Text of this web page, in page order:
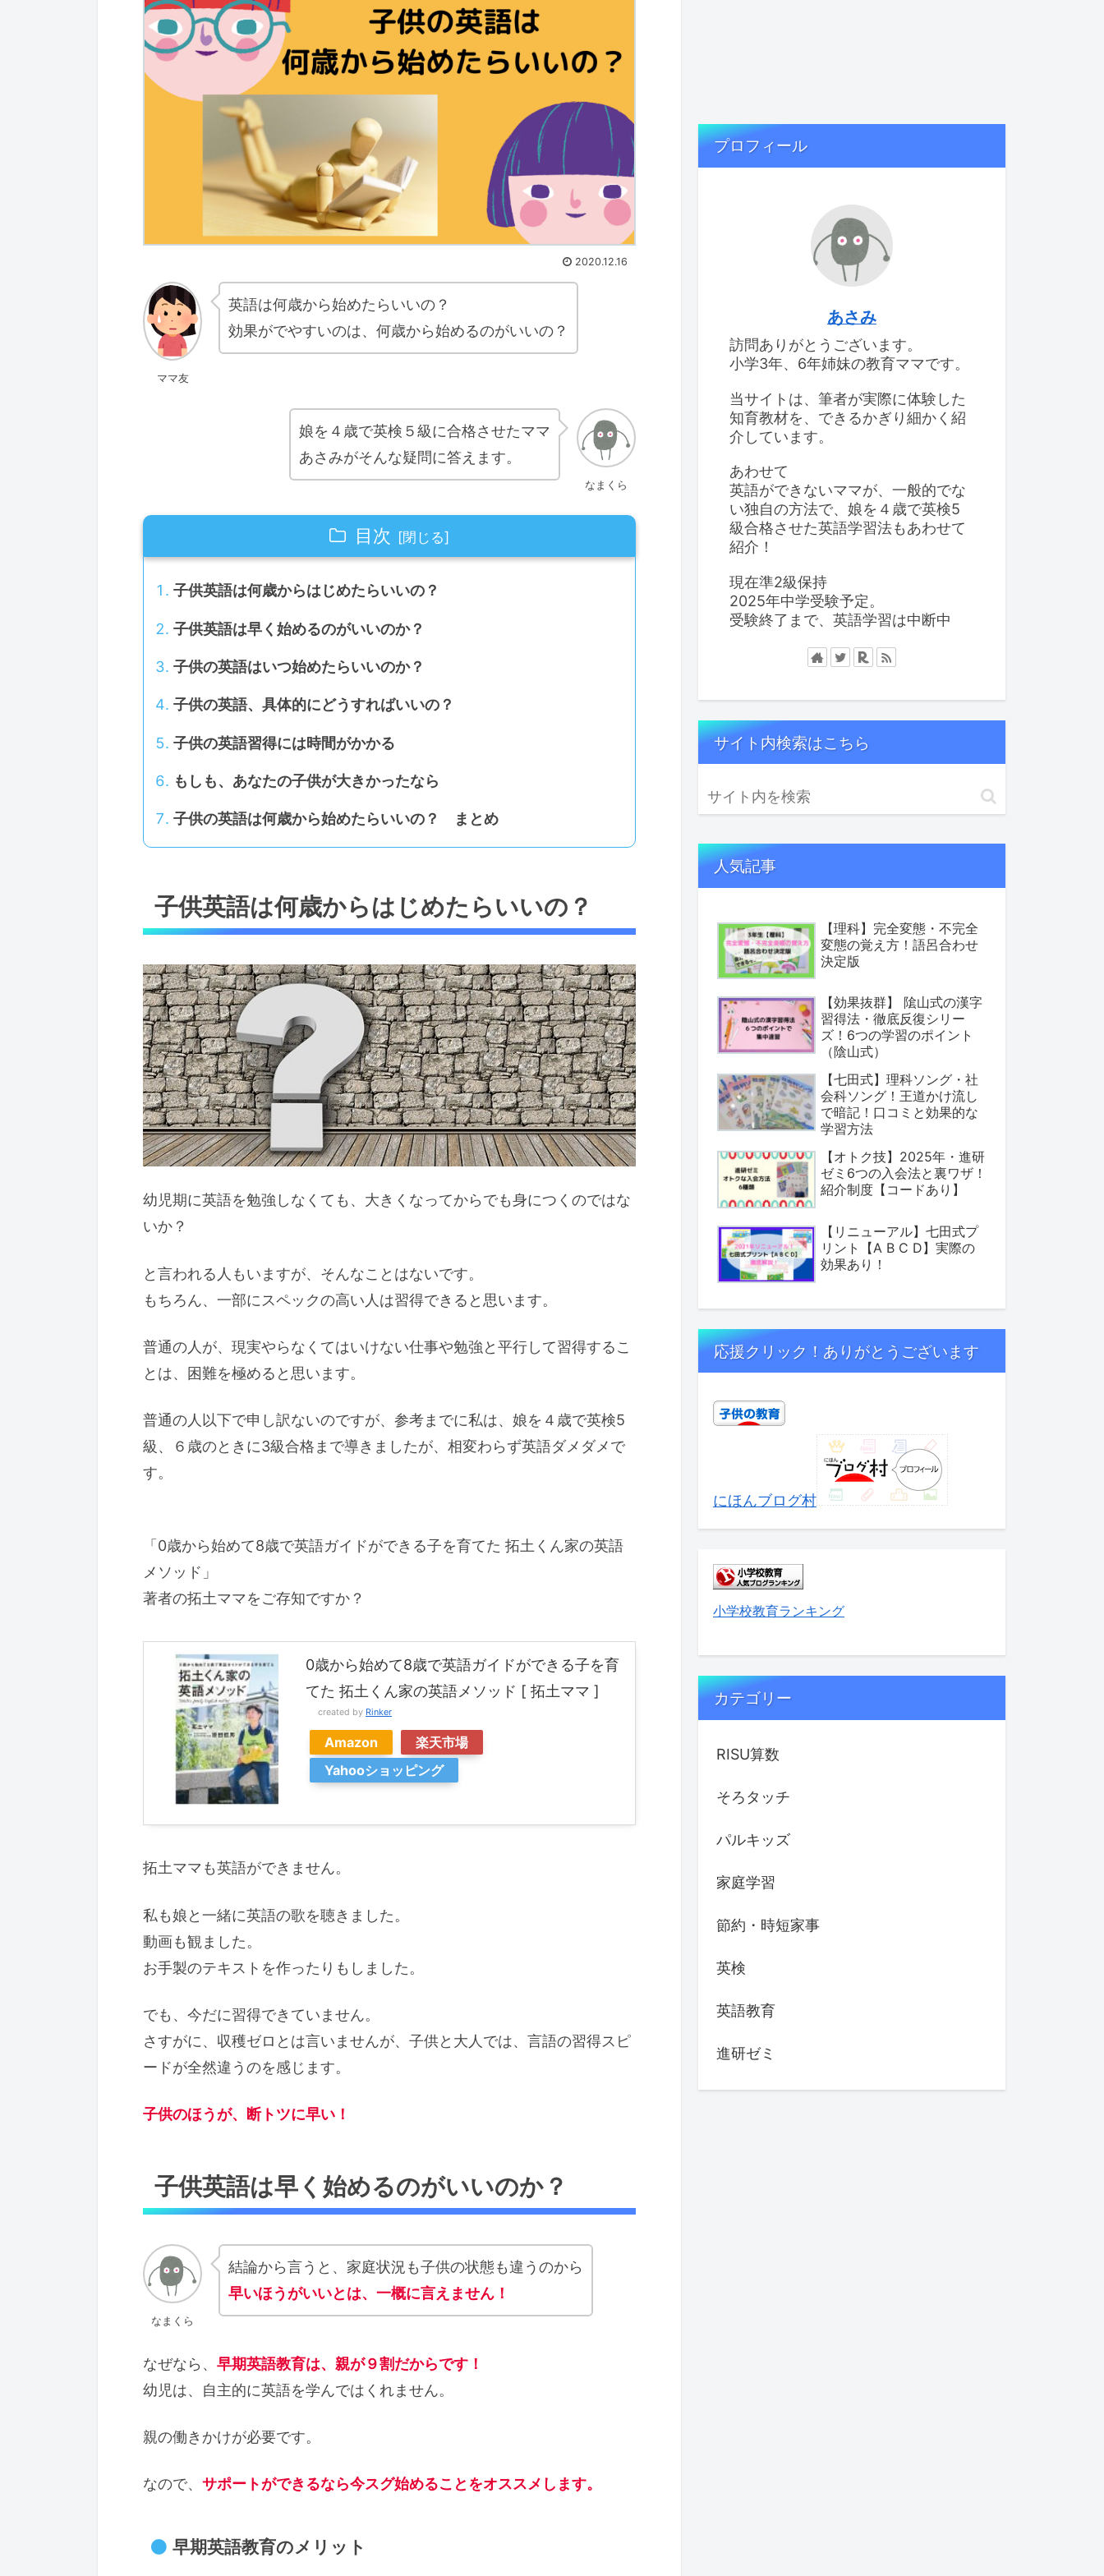
2020.12.16
ママ友
英語は何歳から始めたらいいの？
効果がでやすいのは、何歳から始めるのがいいの？
なまくら
娘を４歳で英検５級に合格させたママ
あさみがそんな疑問に答えます。
目次
子供英語は何歳からはじめたらいいの？
子供英語は早く始めるのがいいのか？
子供の英語はいつ始めたらいいのか？
子供の英語、具体的にどうすればいいの？
子供の英語習得には時間がかかる
もしも、あなたの子供が大きかったなら
子供の英語は何歳から始めたらいいの？ まとめ
子供英語は何歳からはじめたらいいの？
幼児期に英語を勉強しなくても、大きくなってからでも身につくのではな
いか？
と言われる人もいますが、そんなことはないです。
もちろん、一部にスペックの高い人は習得できると思います。
普通の人が、現実やらなくてはいけない仕事や勉強と平行して習得するこ
とは、困難を極めると思います。
普通の人以下で申し訳ないのですが、参考までに私は、娘を４歳で英検5
級、６歳のときに3級合格まで導きましたが、相変わらず英語ダメダメで
す。
「0歳から始めて8歳で英語ガイドができる子を育てた 拓土くん家の英語
メソッド」
著者の拓土ママをご存知ですか？
0歳から始めて8歳で英語ガイドができる子を育
てた 拓土くん家の英語メソッド [ 拓土ママ ]
created by Rinker
Amazon
楽天市場
Yahooショッピング
拓土ママも英語ができません。
私も娘と一緒に英語の歌を聴きました。
動画も観ました。
お手製のテキストを作ったりもしました。
でも、今だに習得できていません。
さすがに、収穫ゼロとは言いませんが、子供と大人では、言語の習得スピ
ードが全然違うのを感じます。
子供のほうが、断トツに早い！
子供英語は早く始めるのがいいのか？
なまくら
結論から言うと、家庭状況も子供の状態も違うのから
早いほうがいいとは、一概に言えません！
なぜなら、 早期英語教育は、親が９割だからです！
幼児は、自主的に英語を学んではくれません。
親の働きかけが必要です。
なので、 サポートができるなら今スグ始めることをオススメします。
早期英語教育のメリット
プロフィール
あさみ
訪問ありがとうございます。
小学3年、6年姉妹の教育ママです。
当サイトは、筆者が実際に体験した
知育教材を、できるかぎり細かく紹
介しています。
あわせて
英語ができないママが、一般的でな
い独自の方法で、娘を４歳で英検5
級合格させた英語学習法もあわせて
紹介！
現在準2級保持
2025年中学受験予定。
受験終了まで、英語学習は中断中
サイト内検索はこちら
人気記事
【理科】完全変態・不完全
変態の覚え方！語呂合わせ
決定版
【効果抜群】 隂山式の漢字
習得法・徹底反復シリー
ズ！6つの学習のポイント
（陰山式）
【七田式】理科ソング・社
会科ソング！王道かけ流し
で暗記！口コミと効果的な
学習方法
【オトク技】2025年・進研
ゼミ6つの入会法と裏ワザ！
紹介制度【コードあり】
【リニューアル】七田式プ
リント【A B C D】実際の
効果あり！
応援クリック！ありがとうございます
にほんブログ村
小学校教育ランキング
カテゴリー
RISU算数
そろタッチ
パルキッズ
家庭学習
節約・時短家事
英検
英語教育
進研ゼミ